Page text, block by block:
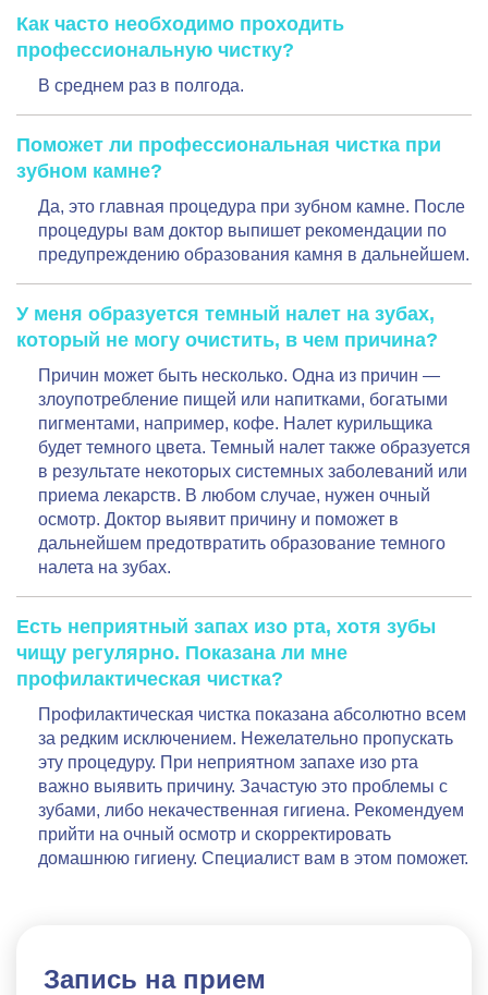
Как часто необходимо проходить
профессиональную чистку?
В среднем раз в полгода.
Поможет ли профессиональная чистка при
зубном камне?
Да, это главная процедура при зубном камне. После
процедуры вам доктор выпишет рекомендации по
предупреждению образования камня в дальнейшем.
У меня образуется темный налет на зубах,
который не могу очистить, в чем причина?
Причин может быть несколько. Одна из причин —
злоупотребление пищей или напитками, богатыми
пигментами, например, кофе. Налет курильщика
будет темного цвета. Темный налет также образуется
в результате некоторых системных заболеваний или
приема лекарств. В любом случае, нужен очный
осмотр. Доктор выявит причину и поможет в
дальнейшем предотвратить образование темного
налета на зубах.
Есть неприятный запах изо рта, хотя зубы
чищу регулярно. Показана ли мне
профилактическая чистка?
Профилактическая чистка показана абсолютно всем
за редким исключением. Нежелательно пропускать
эту процедуру. При неприятном запахе изо рта
важно выявить причину. Зачастую это проблемы с
зубами, либо некачественная гигиена. Рекомендуем
прийти на очный осмотр и скорректировать
домашнюю гигиену. Специалист вам в этом поможет.
Запись на прием